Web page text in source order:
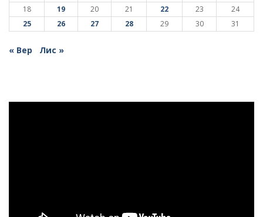
18
19 20 21 22 23
24
25
26 27 28 29 30 31
« Вер Лис »